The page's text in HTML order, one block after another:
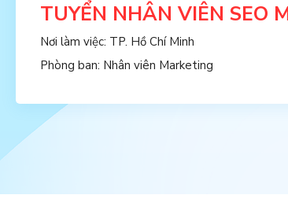
TUYỂN NHÂN VIÊN SEO
Nơi làm việc: TP. Hồ Chí Minh
Phòng ban: Nhân viên Marketing